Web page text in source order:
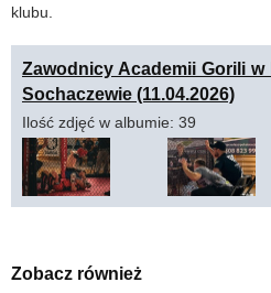
klubu.
Zawodnicy Academii Gorili w
Sochaczewie (11.04.2026)
Ilość zdjęć w albumie: 39
Zobacz również